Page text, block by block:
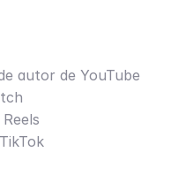
autor de YouTube